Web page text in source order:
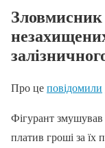
Зловмисник
Про цеповідомили
Фігурант
платив гроші за їх